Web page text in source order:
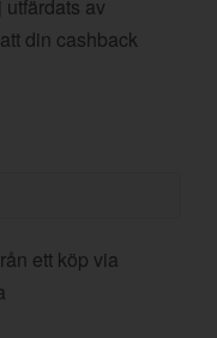
utfärdats av
din cashback
ett köp via